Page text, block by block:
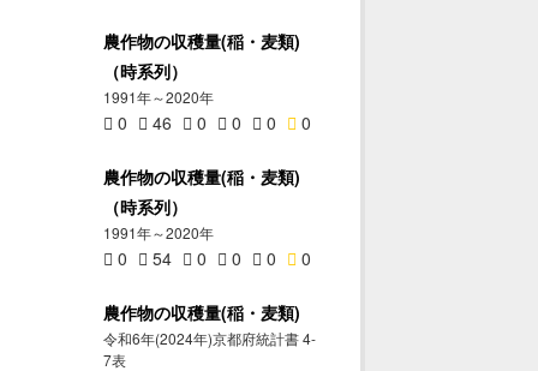
農作物の収穫量(稲・麦類)
（時系列）
1991年～2020年
0 46 0 0 0 0
農作物の収穫量(稲・麦類)
（時系列）
1991年～2020年
0 54 0 0 0 0
農作物の収穫量(稲・麦類)
令和6年(2024年)京都府統計書 4-
7表